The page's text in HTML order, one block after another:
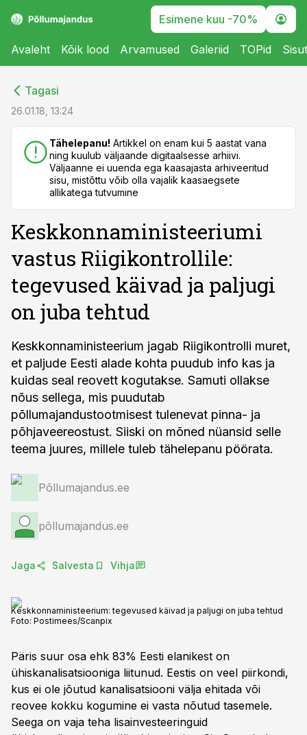
Esimene kuu -70%
Avaleht Kõik lood Arvamused Galeriid TOPid
Tagasi
26.01.18, 13:24
Tähelepanu! Artikkel on enam kui 5 aastat vana
ning kuulub väljaande digitaalsesse arhiivi.
Väljaanne ei uuenda ega kaasajasta arhiveeritud
sisu, mistõttu võib olla vajalik kaasaegsete
allikatega tutvumine
Keskkonnaministeeriumi
vastus Riigikontrollile:
tegevused käivad ja paljugi
on juba tehtud
Keskkonnaministeerium jagab Riigikontrolli muret,
et paljude Eesti alade kohta puudub info kas ja
kuidas seal reovett kogutakse. Samuti ollakse
nõus sellega, mis puudutab
põllumajandustootmisest tulenevat pinna- ja
põhjaveereostust. Siiski on mõned nüansid selle
teema juures, millele tuleb tähelepanu pöörata.
Põllumajandus.ee
põllumajandus.ee
Jaga Salvesta Vihja
Keskkonnaministeerium: tegevused käivad ja paljugi on juba tehtud
Foto: Postimees/Scanpix
Päris suur osa ehk 83% Eesti elanikest on
ühiskanalisatsiooniga liitunud. Eestis on veel piirkondi,
kus ei ole jõutud kanalisatsiooni välja ehitada või
reovee kokku kogumine ei vasta nõutud tasemele.
Seega on vaja teha lisainvesteeringuid